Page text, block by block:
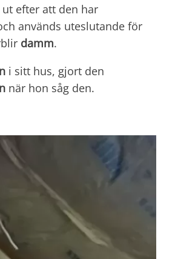
efter att den har
används uteslutande för
damm.
i sitt hus, gjort den
när hon såg den.